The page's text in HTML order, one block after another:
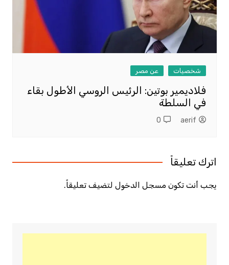
شخصيات عن مصر
فلاديمير بوتين: الرئيس الروسي الأطول بقاء
في السلطة
aerif
0
اترك تعليقاً
يجب أنت تكون مسجل الدخوللتضيف تعليقاً.